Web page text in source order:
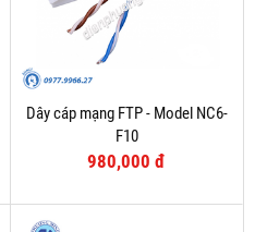
Dây cáp mạng FTP - Model NC6-
F10
980,000 đ